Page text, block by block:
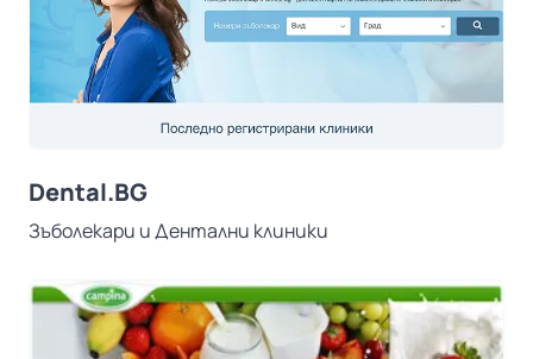
Dental.BG
Зъболекари и Дентални клиники